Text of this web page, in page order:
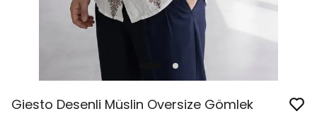
Giesto Desenli Müslin Oversize Gömlek